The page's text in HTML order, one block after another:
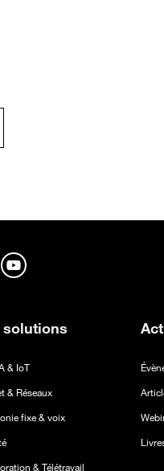
dans un nouvel onglet
- ouverture dans un nouvel onglet
sur facebook - ouverture dans un
Suivez-nous sur youtube - ouverture dans
solutions
& IoT
& Réseaux
fixe & voix
& Télétravail